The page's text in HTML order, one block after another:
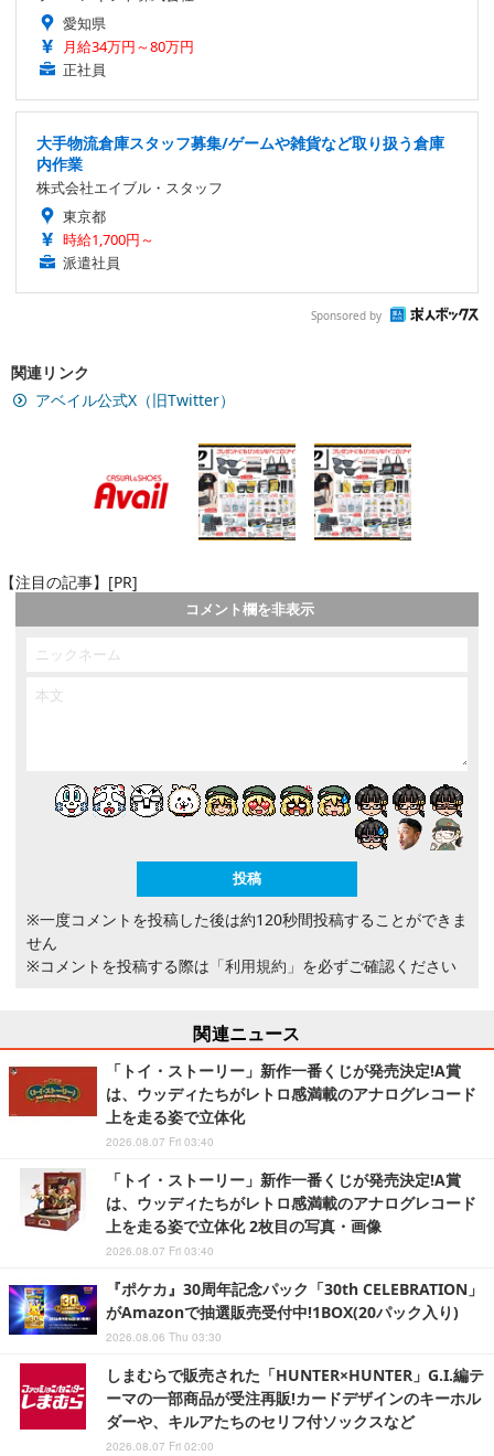
愛知県
月給34万円～80万円
正社員
大手物流倉庫スタッフ募集/ゲームや雑貨など取り扱う倉庫
内作業
株式会社エイブル・スタッフ
東京都
時給1,700円～
派遣社員
Sponsored by
関連リンク
アベイル公式X（旧Twitter）
【注目の記事】[PR]
コメント欄を非表示
※一度コメントを投稿した後は約120秒間投稿することができま
せん
※コメントを投稿する際は 「利用規約」 を必ずご確認ください
関連ニュース
「トイ・ストーリー」新作一番くじが発売決定!A賞
は、ウッディたちがレトロ感満載のアナログレコード
上を走る姿で立体化
2026.08.07 Fri 03:40
「トイ・ストーリー」新作一番くじが発売決定!A賞
は、ウッディたちがレトロ感満載のアナログレコード
上を走る姿で立体化 2枚目の写真・画像
2026.08.07 Fri 03:40
『ポケカ』30周年記念パック「30th CELEBRATION」
がAmazonで抽選販売受付中!1BOX(20パック入り)
2026.08.06 Thu 03:30
しまむらで販売された「HUNTER×HUNTER」G.I.編テ
ーマの一部商品が受注再販!カードデザインのキーホル
ダーや、キルアたちのセリフ付ソックスなど
2026.08.07 Fri 02:00